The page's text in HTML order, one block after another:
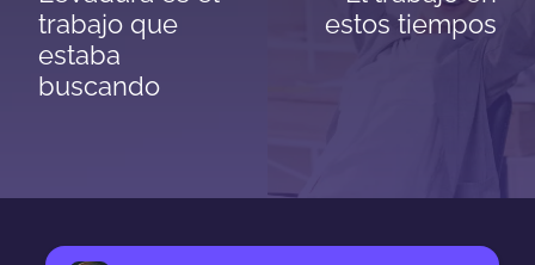
trabajo que
estaba
buscando
estos tiempos